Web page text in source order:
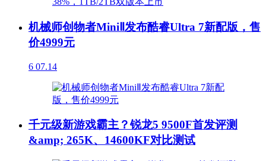
机械师创物者MiniⅡ发布酷睿Ultra 7新配版，售
价4999元
6 07.14
千元级新游戏霸主？锐龙5 9500F首发评测
&amp; 265K、14600KF对比测试